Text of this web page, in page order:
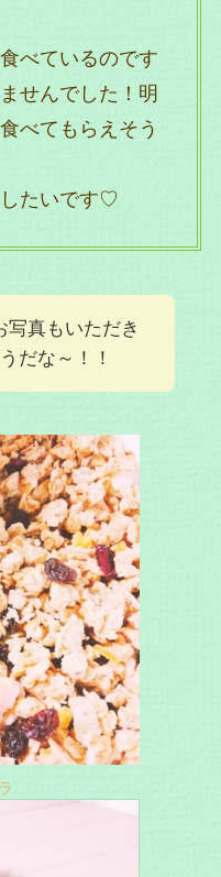
べているのです
せんでした！明
べてもらえそう
たいです♡
写真もいただき
だな～！！